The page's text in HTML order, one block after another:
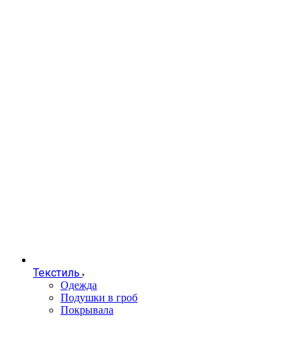
Текстиль
Одежда
Подушки в гроб
Покрывала